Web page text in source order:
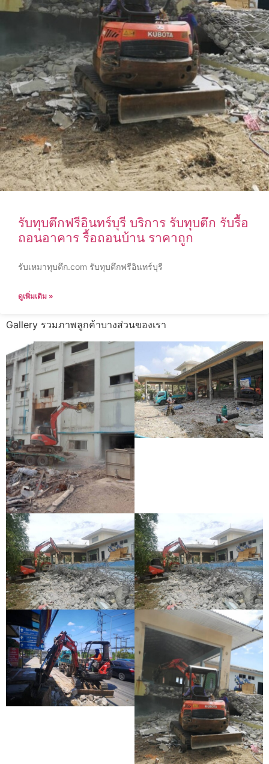
รับทุบตึกฟรีอินทร์บุรี บริการ รับทุบตึก รับรื้อ
ถอนอาคาร รื้อถอนบ้าน ราคาถูก
รับเหมาทุบตึก.com รับทุบตึกฟรีอินทร์บุรี
ดูเพิ่มเติม »
Gallery รวมภาพลูกค้าบางส่วนของเรา